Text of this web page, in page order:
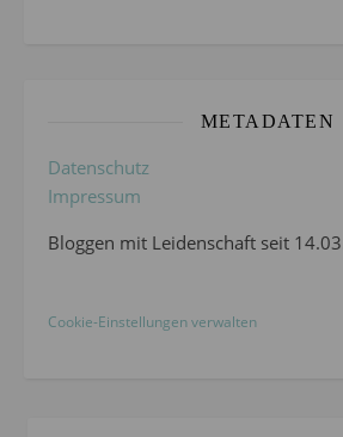
METADATEN
Datenschutz
Impressum
Bloggen mit Leidenschaft seit
Cookie-Einstellungen verwalten